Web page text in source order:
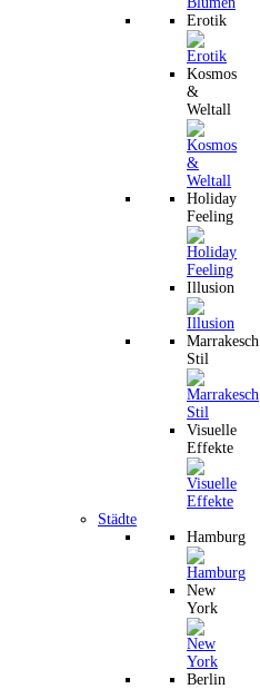
Erotik
Kosmos
&
Weltall
Holiday
Feeling
Illusion
Marrakesch
Stil
Visuelle
Effekte
Städte
Hamburg
New
York
Berlin